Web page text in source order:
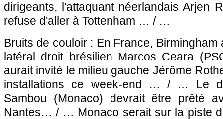
dirigeants, l'attaquant néerlandais Arjen
refuse d'aller à Tottenham … / …
Bruits de couloir : En France,
latéral droit brésilien Marcos Ceara (
aurait invité le milieu gauche Jérôme
installations ce week-end … / … Le
Sambou (Monaco) devrait être prêté
Nantes… / … Monaco serait sur la piste